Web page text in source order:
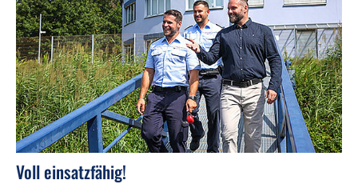
Voll einsatzfähig!